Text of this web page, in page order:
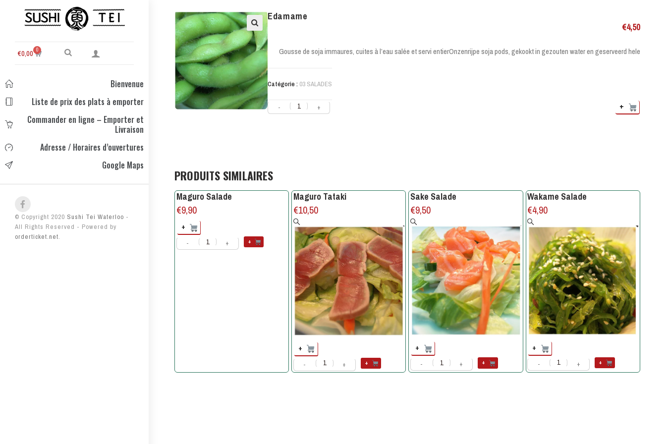
€0,00 0
Bienvenue
Liste de prix des plats à emporter
Commander en ligne – Emporter et
Livraison
Adresse / Horaires d’ouvertures
Google Maps
© Copyright 2020 Sushi Tei Waterloo -
All Rights Reserved - Powered by
orderticket.net.
Edamame
€4,50
Gousse de soja immaures, cuites à l’eau salée et servi entierOnzenrijpe soja pods, gekookt in gezouten water en geserveerd hele
Catégorie : 03 SALADES
- + +
PRODUITS SIMILAIRES
Maguro Salade
€9,90
+
- + +
Maguro Tataki
€10,50
+
- + +
Sake Salade
€9,50
+
- + +
Wakame Salade
€4,90
+
- + +